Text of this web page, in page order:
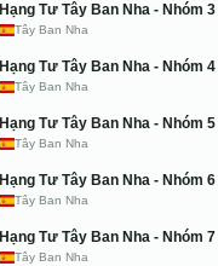
Hạng Tư Tây Ban Nha - Nhóm 3
Tây Ban Nha
Hạng Tư Tây Ban Nha - Nhóm 4
Tây Ban Nha
Hạng Tư Tây Ban Nha - Nhóm 5
Tây Ban Nha
Hạng Tư Tây Ban Nha - Nhóm 6
Tây Ban Nha
Hạng Tư Tây Ban Nha - Nhóm 7
Tây Ban Nha